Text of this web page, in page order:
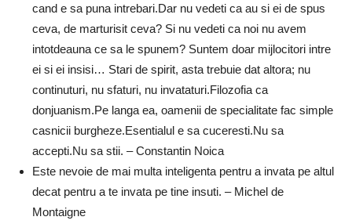
cand e sa puna intrebari.Dar nu vedeti ca au si ei de spus
ceva, de marturisit ceva? Si nu vedeti ca noi nu avem
intotdeauna ce sa le spunem? Suntem doar mijlocitori intre
ei si ei insisi… Stari de spirit, asta trebuie dat altora; nu
continuturi, nu sfaturi, nu invataturi.Filozofia ca
donjuanism.Pe langa ea, oamenii de specialitate fac simple
casnicii burgheze.Esentialul e sa cuceresti.Nu sa
accepti.Nu sa stii. – Constantin Noica
Este nevoie de mai multa inteligenta pentru a invata pe altul
decat pentru a te invata pe tine insuti. – Michel de
Montaigne